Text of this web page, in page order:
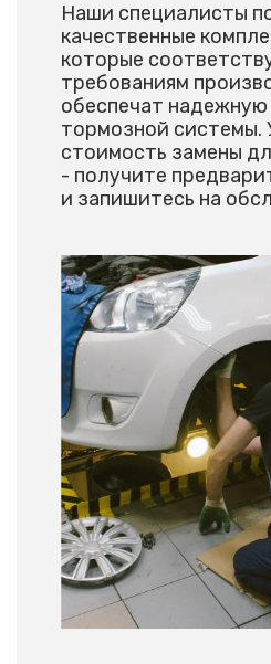
Наши специалисты
качественные
которые
требованиям
обеспечат
тормозной системы.
стоимость замены
- получите
и запишитесь на